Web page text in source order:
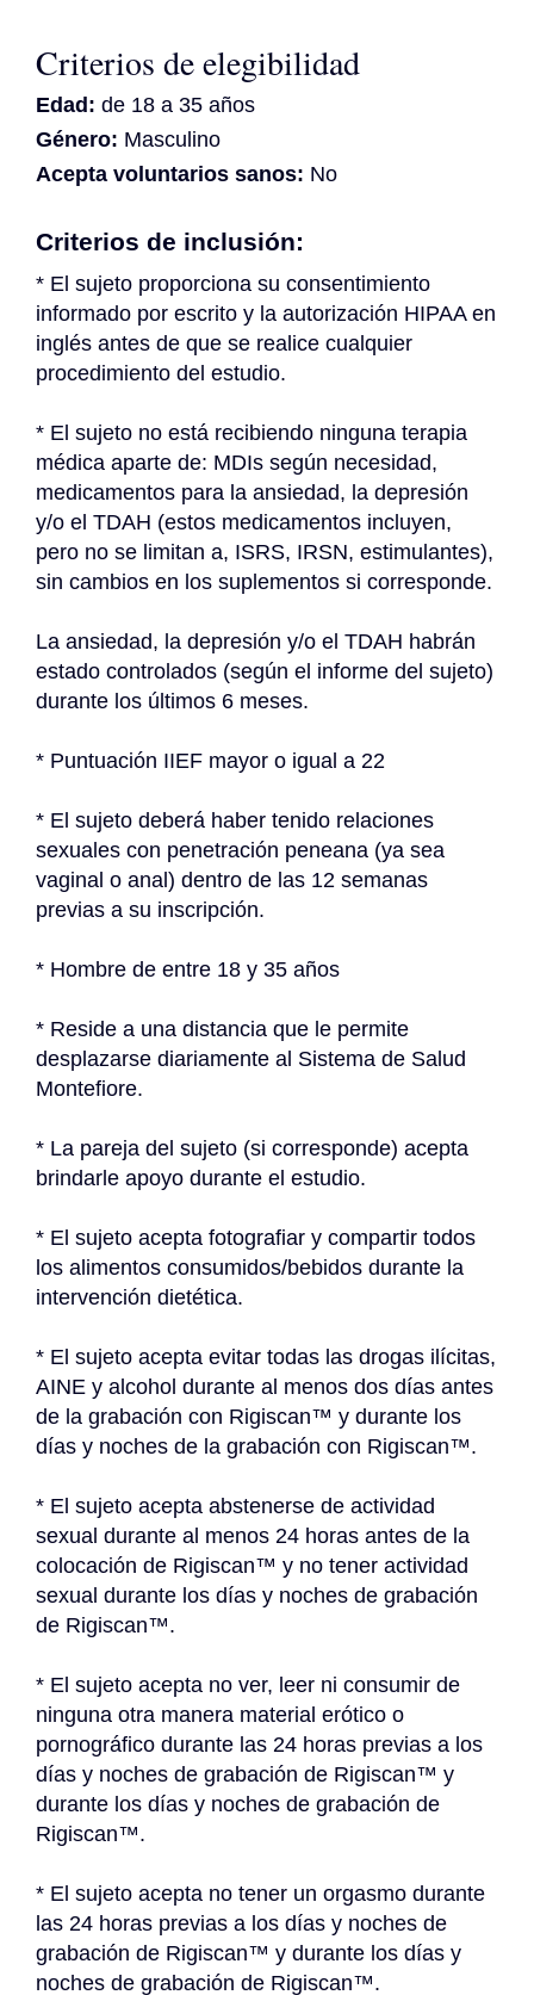
Criterios de elegibilidad
Edad: de 18 a 35 años
Género: Masculino
Acepta voluntarios sanos: No
Criterios de inclusión:
* El sujeto proporciona su consentimiento
informado por escrito y la autorización HIPAA en
inglés antes de que se realice cualquier
procedimiento del estudio.
* El sujeto no está recibiendo ninguna terapia
médica aparte de: MDIs según necesidad,
medicamentos para la ansiedad, la depresión
y/o el TDAH (estos medicamentos incluyen,
pero no se limitan a, ISRS, IRSN, estimulantes),
sin cambios en los suplementos si corresponde.
La ansiedad, la depresión y/o el TDAH habrán
estado controlados (según el informe del sujeto)
durante los últimos 6 meses.
* Puntuación IIEF mayor o igual a 22
* El sujeto deberá haber tenido relaciones
sexuales con penetración peneana (ya sea
vaginal o anal) dentro de las 12 semanas
previas a su inscripción.
* Hombre de entre 18 y 35 años
* Reside a una distancia que le permite
desplazarse diariamente al Sistema de Salud
Montefiore.
* La pareja del sujeto (si corresponde) acepta
brindarle apoyo durante el estudio.
* El sujeto acepta fotografiar y compartir todos
los alimentos consumidos/bebidos durante la
intervención dietética.
* El sujeto acepta evitar todas las drogas ilícitas,
AINE y alcohol durante al menos dos días antes
de la grabación con Rigiscan™ y durante los
días y noches de la grabación con Rigiscan™.
* El sujeto acepta abstenerse de actividad
sexual durante al menos 24 horas antes de la
colocación de Rigiscan™ y no tener actividad
sexual durante los días y noches de grabación
de Rigiscan™.
* El sujeto acepta no ver, leer ni consumir de
ninguna otra manera material erótico o
pornográfico durante las 24 horas previas a los
días y noches de grabación de Rigiscan™ y
durante los días y noches de grabación de
Rigiscan™.
* El sujeto acepta no tener un orgasmo durante
las 24 horas previas a los días y noches de
grabación de Rigiscan™ y durante los días y
noches de grabación de Rigiscan™.